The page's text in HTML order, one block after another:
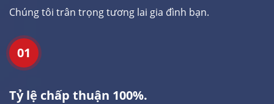
Chúng tôi trân trọng tương lai gia đình bạn.
01
Tỷ lệ chấp thuận 100%.